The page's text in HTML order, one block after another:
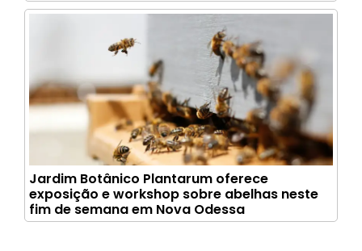
Jardim Botânico Plantarum oferece
exposição e workshop sobre abelhas neste
fim de semana em Nova Odessa